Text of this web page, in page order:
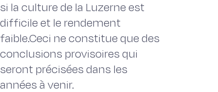
si la culture de la Luzerne est
difficile et le rendement
faible.Ceci ne constitue que des
conclusions provisoires qui
seront précisées dans les
années à venir.